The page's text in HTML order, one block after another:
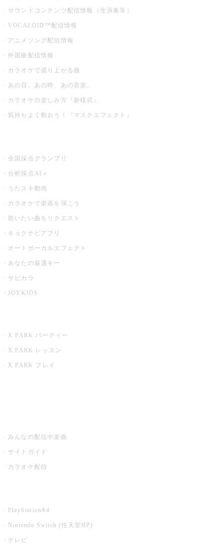
サウンドコンテンツ配信情報（生演奏等）
VOCALOID™配信情報
アニメソング配信情報
外国曲配信情報
カラオケで盛り上がる曲
あの日、あの時、あの音楽。
カラオケの楽しみ方『新様式』
気持ちよく歌おう！『マスクエフェクト』
全国採点グランプリ
分析採点AI＋
うたスキ動画
カラオケで楽器を弾こう
歌いたい曲をリクエスト
キョクナビアプリ
オートボーカルエフェクト
あなたの最適キー
サビカラ
JOYKIDS
X PARK パーティー
X PARK レッスン
X PARK プレイ
みんなの配信中楽曲
サイトガイド
カラオケ配信
PlayStation®4
Nintendo Switch (任天堂HP)
テレビ